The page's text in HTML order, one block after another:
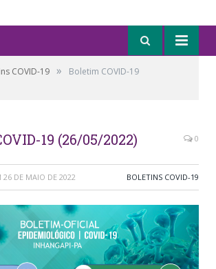
COVID-19 »
Boletim COVID-19
19 (26/05/2022) 0
26 DE MAIO DE 2022 BOLETINS COVID-19